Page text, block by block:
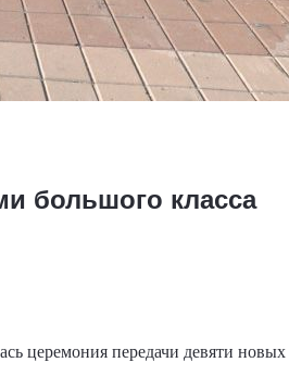
большого класса
церемония передачи девяти новых